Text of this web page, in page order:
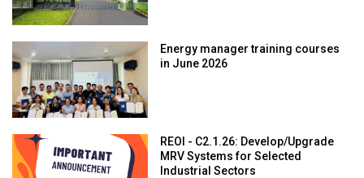
Energy manager training courses
in June 2026
REOI - C2.1.26: Develop/Upgrade
MRV Systems for Selected
Industrial Sectors